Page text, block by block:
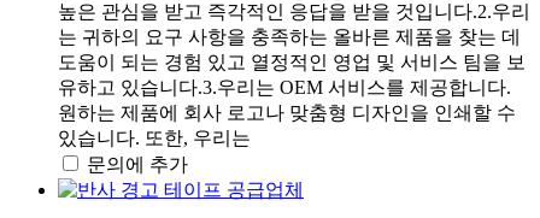
높은 관심을 받고 즉각적인 응답을 받을 것입니다.2.우리
는 귀하의 요구 사항을 충족하는 올바른 제품을 찾는 데
도움이 되는 경험 있고 열정적인 영업 및 서비스 팀을 보
유하고 있습니다.3.우리는 OEM 서비스를 제공합니다.
원하는 제품에 회사 로고나 맞춤형 디자인을 인쇄할 수
있습니다. 또한, 우리는
문의에 추가